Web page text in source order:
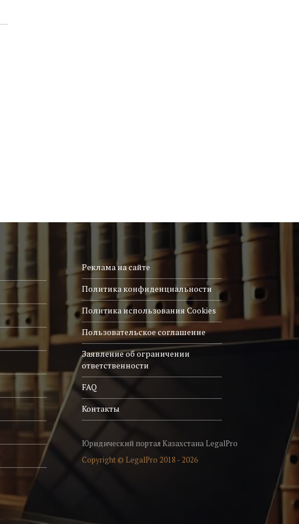
Реклама на сайте
Политика конфиденциальности
Политика использования Cookies
Пользовательское соглашение
Заявление об ограничении
ответственности
FAQ
Контакты
Юридический портал Казахстана LegalPro
Copyright © LegalPro 2018 - 2026